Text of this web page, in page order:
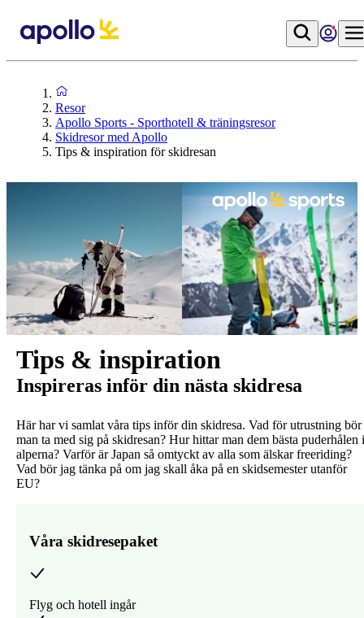
Resor
Apollo Sports - Sporthotell & träningsresor
Skidresor med Apollo
Tips & inspiration för skidresan
Tips & inspiration
Inspireras inför din nästa skidresa
Här har vi samlat våra tips inför din skidresa. Vad för utrustning bör
man ta med sig på skidresan? Hur hittar man dem bästa puderhålen i
alperna? Varför är Japan så omtyckt av alla som älskar freeriding?
Vad bör jag tänka på om jag skall åka på en skidsemester utanför
EU?
Våra skidresepaket
Flyg och hotell ingår